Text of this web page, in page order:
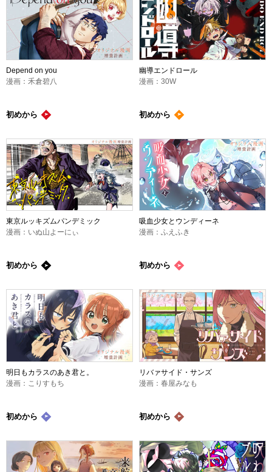
Depend on you
漫画：禾倉碧八
初めから
幽導エンドロール
漫画：30W
初めから
東京ルッキズムパンデミック
漫画：いぬ山よーにぃ
初めから
吸血少女とウンディーネ
漫画：ふえふき
初めから
明日もカラスのあき君と。
漫画：こりすもち
初めから
リバァサイド・サンズ
漫画：春屋みなも
初めから